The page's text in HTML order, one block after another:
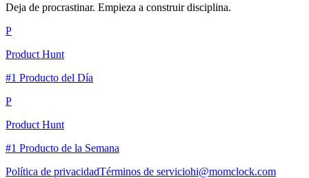
Deja de procrastinar. Empieza a construir disciplina.
P
Product Hunt
#1 Producto del Día
P
Product Hunt
#1 Producto de la Semana
Política de privacidadTérminos de serviciohi@momclock.com